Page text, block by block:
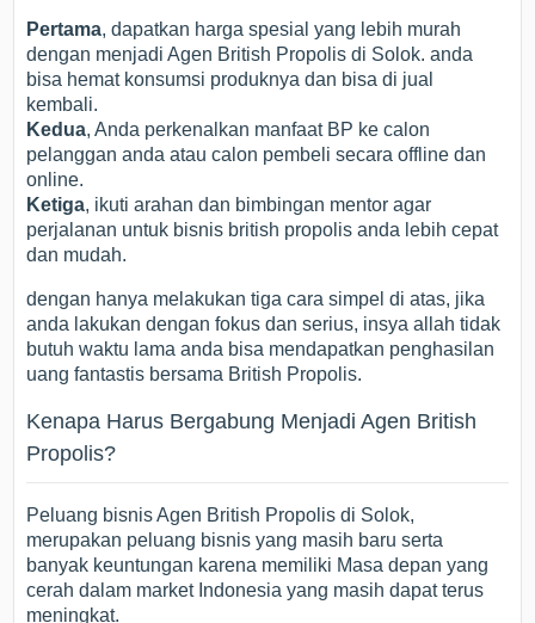
Pertama, dapatkan harga spesial yang lebih murah
dengan menjadi Agen British Propolis di Solok. anda
bisa hemat konsumsi produknya dan bisa di jual
kembali.
Kedua, Anda perkenalkan manfaat BP ke calon
pelanggan anda atau calon pembeli secara offline dan
online.
Ketiga, ikuti arahan dan bimbingan mentor agar
perjalanan untuk bisnis british propolis anda lebih cepat
dan mudah.
dengan hanya melakukan tiga cara simpel di atas, jika
anda lakukan dengan fokus dan serius, insya allah tidak
butuh waktu lama anda bisa mendapatkan penghasilan
uang fantastis bersama British Propolis.
Kenapa Harus Bergabung Menjadi Agen British
Propolis?
Peluang bisnis Agen British Propolis di Solok,
merupakan peluang bisnis yang masih baru serta
banyak keuntungan karena memiliki Masa depan yang
cerah dalam market Indonesia yang masih dapat terus
meningkat.